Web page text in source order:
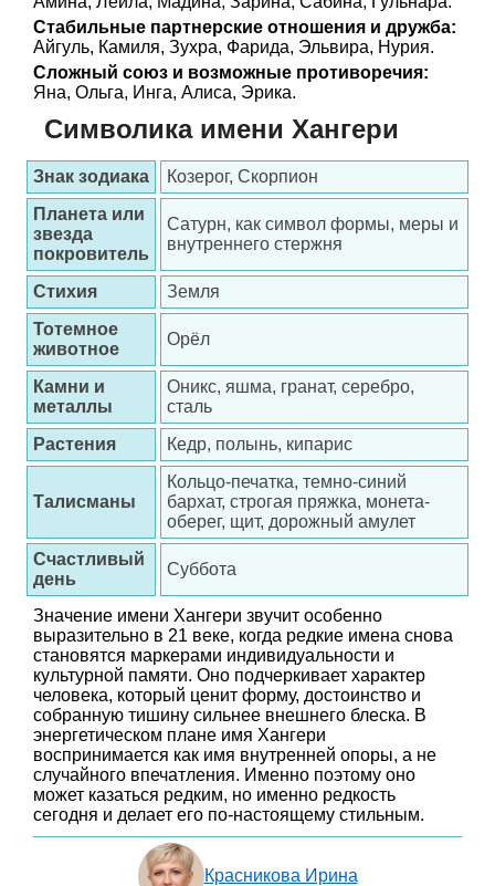
Стабильные партнерские отношения и дружба:
Айгуль, Камиля, Зухра, Фарида, Эльвира, Нурия.
Сложный союз и возможные противоречия:
Яна, Ольга, Инга, Алиса, Эрика.
Символика имени Хангери
Знак зодиака
Козерог, Скорпион
Планета или
звезда
покровитель
Сатурн, как символ формы, меры и
внутреннего стержня
Стихия
Земля
Тотемное
животное
Орёл
Камни и
металлы
Оникс, яшма, гранат, серебро,
сталь
Растения
Кедр, полынь, кипарис
Талисманы
Кольцо-печатка, темно-синий
бархат, строгая пряжка, монета-
оберег, щит, дорожный амулет
Счастливый
день
Суббота
Значение имени Хангери звучит особенно
выразительно в 21 веке, когда редкие имена снова
становятся маркерами индивидуальности и
культурной памяти. Оно подчеркивает характер
человека, который ценит форму, достоинство и
собранную тишину сильнее внешнего блеска. В
энергетическом плане имя Хангери
воспринимается как имя внутренней опоры, а не
случайного впечатления. Именно поэтому оно
может казаться редким, но именно редкость
сегодня и делает его по-настоящему стильным.
Красникова Ирина